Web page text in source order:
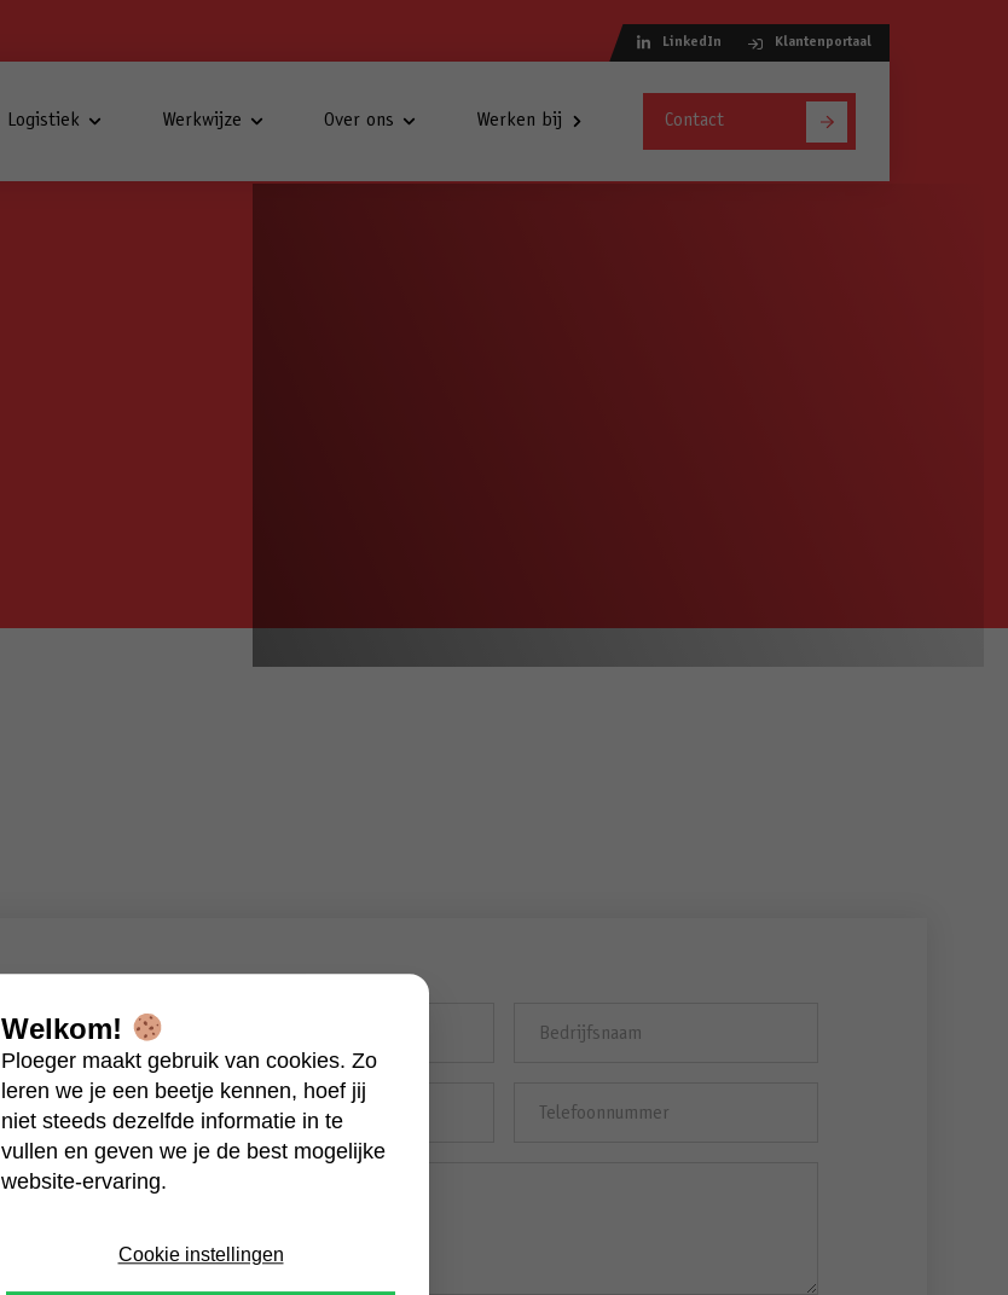
LinkedIn Klantenportaal
Logistiek Werkwijze Over ons Werken bij Contact
E-
mailadres
(Vereist)
Welkom!
Ploeger maakt gebruik van cookies. Zo
leren we je een beetje kennen, hoef jij
niet steeds dezelfde informatie in te
vullen en geven we je de best mogelijke
website-ervaring.
Cookie instellingen